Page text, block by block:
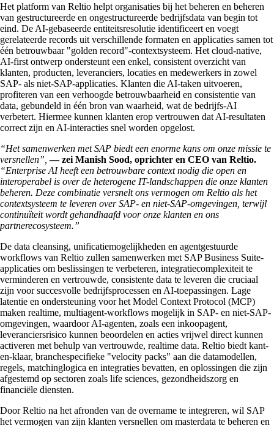
Het platform van Reltio helpt organisaties bij het beheren en beheren
van gestructureerde en ongestructureerde bedrijfsdata van begin tot
eind. De AI-gebaseerde entiteitsresolutie identificeert en voegt
gerelateerde records uit verschillende formaten en applicaties samen tot
één betrouwbaar "golden record"-contextsysteem. Het cloud-native,
AI-first ontwerp ondersteunt een enkel, consistent overzicht van
klanten, producten, leveranciers, locaties en medewerkers in zowel
SAP- als niet-SAP-applicaties. Klanten die AI-taken uitvoeren,
profiteren van een verhoogde betrouwbaarheid en consistentie van
data, gebundeld in één bron van waarheid, wat de bedrijfs-AI
verbetert. Hiermee kunnen klanten erop vertrouwen dat AI-resultaten
correct zijn en AI-interacties snel worden opgelost.
“Het samenwerken met SAP biedt een enorme kans om onze missie te
versnellen”, — zei Manish Sood, oprichter en CEO van Reltio.
“Enterprise AI heeft een betrouwbare context nodig die open en
interoperabel is over de heterogene IT-landschappen die onze klanten
beheren. Deze combinatie versnelt ons vermogen om Reltio als het
contextsysteem te leveren over SAP- en niet-SAP-omgevingen, terwijl
continuïteit wordt gehandhaafd voor onze klanten en ons
partnerecosysteem.”
De data cleansing, unificatiemogelijkheden en agentgestuurde
workflows van Reltio zullen samenwerken met SAP Business Suite-
applicaties om beslissingen te verbeteren, integratiecomplexiteit te
verminderen en vertrouwde, consistente data te leveren die cruciaal
zijn voor succesvolle bedrijfsprocessen en AI-toepassingen. Lage
latentie en ondersteuning voor het Model Context Protocol (MCP)
maken realtime, multiagent-workflows mogelijk in SAP- en niet-SAP-
omgevingen, waardoor AI-agenten, zoals een inkoopagent,
leveranciersrisico kunnen beoordelen en acties vrijwel direct kunnen
activeren met behulp van vertrouwde, realtime data. Reltio biedt kant-
en-klaar, branchespecifieke "velocity packs" aan die datamodellen,
regels, matchinglogica en integraties bevatten, en oplossingen die zijn
afgestemd op sectoren zoals life sciences, gezondheidszorg en
financiële diensten.
Door Reltio na het afronden van de overname te integreren, wil SAP
het vermogen van zijn klanten versnellen om masterdata te beheren en